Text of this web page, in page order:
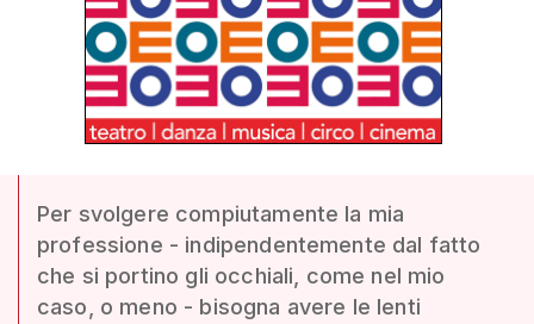
Per svolgere compiutamente la mia
professione - indipendentemente dal fatto
che si portino gli occhiali, come nel mio
caso, o meno - bisogna avere le lenti